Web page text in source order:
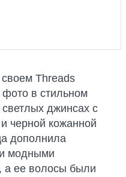
Threads
в стильном
джинсах с
черной кожанной
дополнила
модными
а ее волосы были